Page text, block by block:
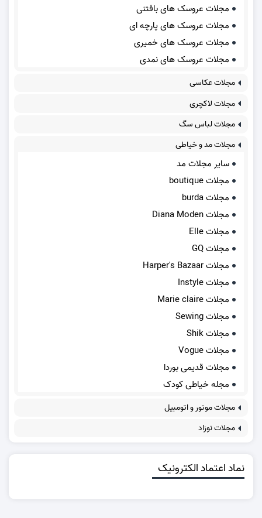
مجلات عروسک های بافتنی
مجلات عروسک های پارچه ای
مجلات عروسک های خمیری
مجلات عروسک های نمدی
مجلات عکاسی
مجلات لاکچری
مجلات لباس سگ
مجلات مد و خیاطی
سایر مجلات مد
مجلات boutique
مجلات burda
مجلات Diana Moden
مجلات Elle
مجلات GQ
مجلات Harper's Bazaar
مجلات Instyle
مجلات Marie claire
مجلات Sewing
مجلات Shik
مجلات Vogue
مجلات قدیمی بوردا
مجله خیاطی کودک
مجلات موتور و اتومبیل
مجلات نوزاد
نماد اعتماد الکترونیک